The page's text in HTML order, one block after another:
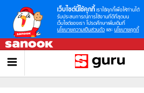
เว็บไซต์นี้ใช้คุกกี้ เราใช้คุกกี้เพื่อให้ท่านได้
รับประสบการณ์การใช้งานที่ดีที่สุดบน
เว็บไซต์ของเรา โปรดศึกษาเพิ่มเติมที่
นโยบายความเป็นส่วนตัว และ นโยบายคุกกี้